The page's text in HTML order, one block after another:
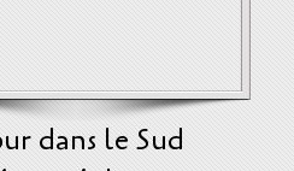
dans le Sud